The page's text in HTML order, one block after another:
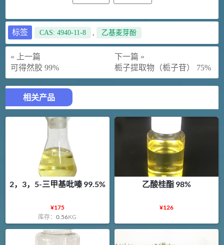
标签 CAS: 4940-11-8 , 乙基麦芽酚
« 上一篇
可得然胶 99%
下一篇 »
栀子提取物（栀子苷） 75%
相关产品
2，3，5-三甲基吡嗪 99.5%
¥175
库存：0.56KG
乙酸桂酯 98%
¥126